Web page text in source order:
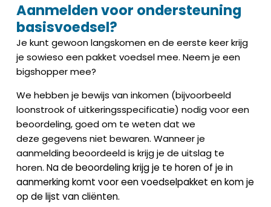
Aanmelden voor ondersteuning
basisvoedsel?
Je kunt gewoon langskomen en de eerste keer krijg
je sowieso een pakket voedsel mee. Neem je een
bigshopper mee?
We hebben je bewijs van inkomen (bijvoorbeeld
loonstrook of uitkeringsspecificatie) nodig voor een
beoordeling, goed om te weten dat we
deze gegevens niet bewaren.Wanneer je
aanmelding beoordeeld is krijg je de uitslag te
horen.Na de beoordeling krijg je te horen of je in
aanmerking komt voor een voedselpakket en kom je
op de lijst van cliënten.